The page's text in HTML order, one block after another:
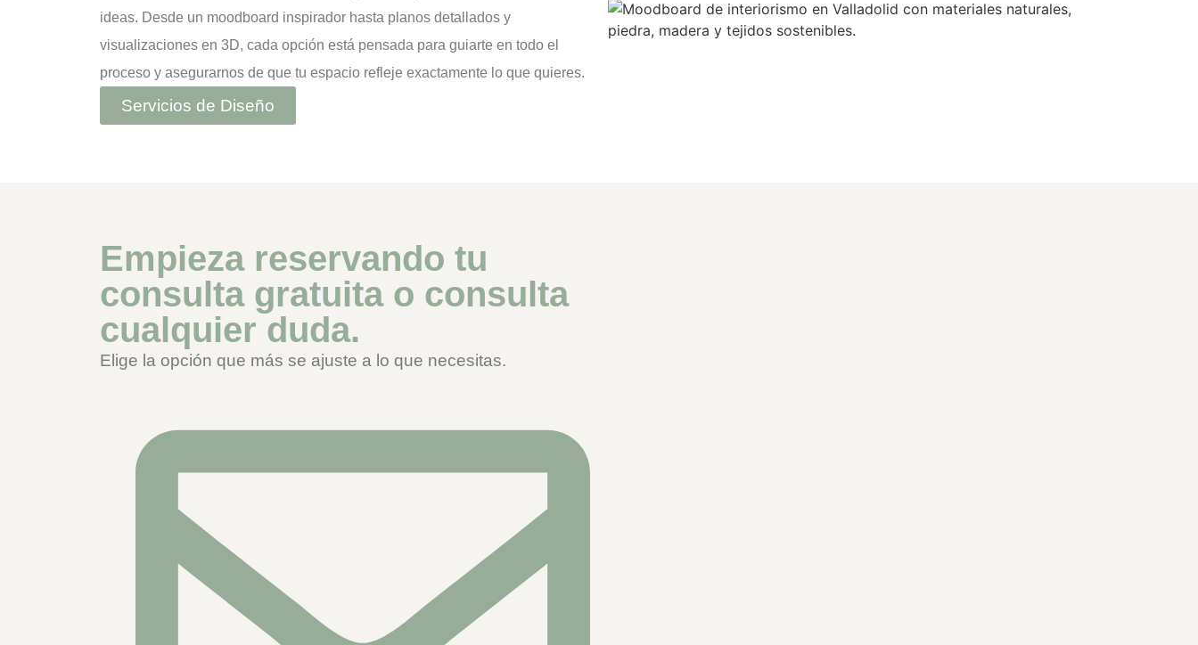
ideas. Desde un moodboard inspirador hasta planos detallados y
visualizaciones en 3D, cada opción está pensada para guiarte en todo el
proceso y asegurarnos de que tu espacio refleje exactamente lo que quieres.
Servicios de Diseño
Empieza reservando tu
consulta gratuita o consulta
cualquier duda.
Elige la opción que más se ajuste a lo que necesitas.